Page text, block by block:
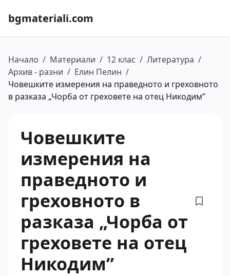
bgmateriali.com
Начало / Материали / 12 клас / Литература /
Архив - разни / Елин Пелин /
Човешките измерения на праведното и греховното
в разказа „Чорба от греховете на отец Никодим”
Човешките
измерения на
праведното и
греховното в
разказа „Чорба от
греховете на отец
Никодим”